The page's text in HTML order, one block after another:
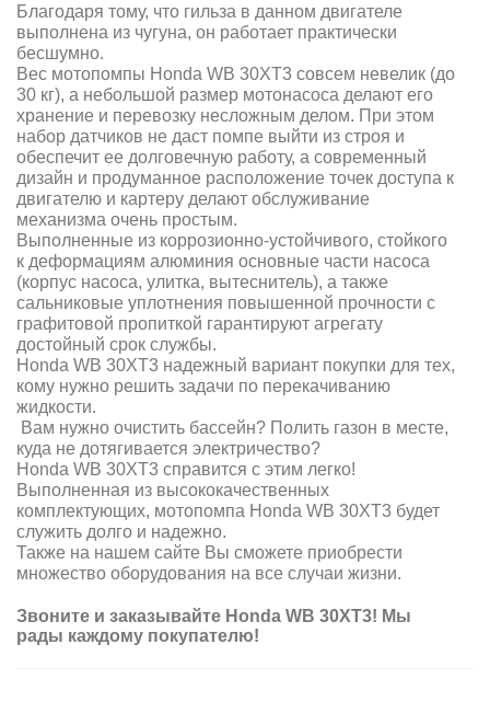
Благодаря тому, что гильза в данном двигателе
выполнена из чугуна, он работает практически
бесшумно.
Вес мотопомпы Honda WB 30XT3 совсем невелик (до
30 кг), а небольшой размер мотонасоса делают его
хранение и перевозку несложным делом. При этом
набор датчиков не даст помпе выйти из строя и
обеспечит ее долговечную работу, а современный
дизайн и продуманное расположение точек доступа к
двигателю и картеру делают обслуживание
механизма очень простым.
Выполненные из коррозионно-устойчивого, стойкого
к деформациям алюминия основные части насоса
(корпус насоса, улитка, вытеснитель), а также
сальниковые уплотнения повышенной прочности с
графитовой пропиткой гарантируют агрегату
достойный срок службы.
Honda WB 30XT3 надежный вариант покупки для тех,
кому нужно решить задачи по перекачиванию
жидкости.
Вам нужно очистить бассейн? Полить газон в месте,
куда не дотягивается электричество?
Honda WB 30XT3 справится с этим легко!
Выполненная из высококачественных
комплектующих, мотопомпа Honda WB 30XT3 будет
служить долго и надежно.
Также на нашем сайте Вы сможете приобрести
множество оборудования на все случаи жизни.
Звоните и заказывайте Honda WB 30XT3! Мы
рады каждому покупателю!